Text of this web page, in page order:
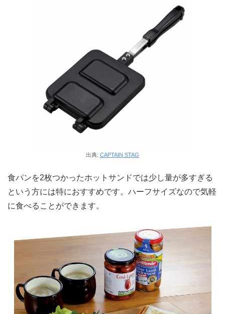
出典: CAPTAIN STAG
食パンを2枚つかったホットサンドでは少し量が多すぎる
という方には特におすすめです。ハーフサイズなので気軽
に食べることができます。